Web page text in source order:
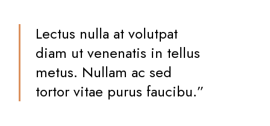
Lectus nulla at volutpat
diam ut venenatis in tellus
metus. Nullam ac sed
tortor vitae purus faucibu.”